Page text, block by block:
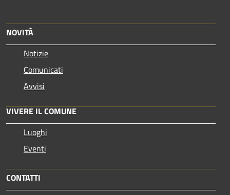
NOVITÀ
Notizie
Comunicati
Avvisi
VIVERE IL COMUNE
Luoghi
Eventi
CONTATTI